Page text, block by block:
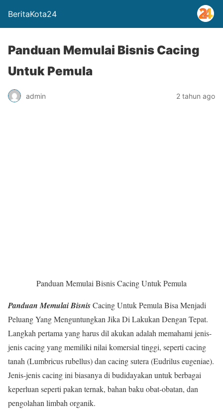
BeritaKota24
Panduan Memulai Bisnis Cacing
Untuk Pemula
admin 2 tahun ago
Panduan Memulai Bisnis Cacing Untuk Pemula
Panduan Memulai BisnisCacing Untuk Pemula Bisa Menjadi
Peluang Yang Menguntungkan Jika Di Lakukan Dengan Tepat.
Langkah pertama yang harus dil akukan adalah memahami jenis-
jenis cacing yang memiliki nilai komersial tinggi, seperti cacing
tanah (Lumbricus rubellus) dan cacing sutera (Eudrilus eugeniae).
Jenis-jenis cacing ini biasanya di budidayakan untuk berbagai
keperluan seperti pakan ternak, bahan baku obat-obatan, dan
pengolahan limbah organik.